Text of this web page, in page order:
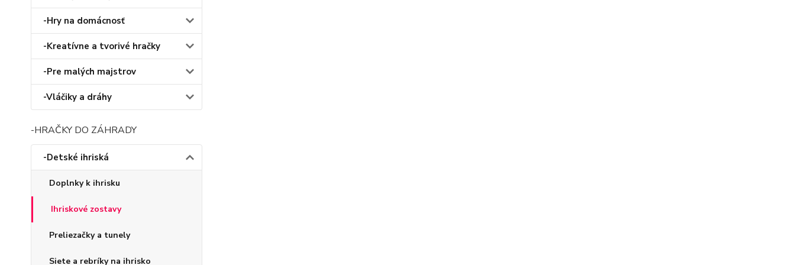
-Hry na domácnosť
-Kreatívne a tvorivé hračky
-Pre malých majstrov
-Vláčiky a dráhy
-HRAČKY DO ZÁHRADY
-Detské ihriská
Doplnky k ihrisku
Ihriskové zostavy
Preliezačky a tunely
Siete a rebríky na ihrisko